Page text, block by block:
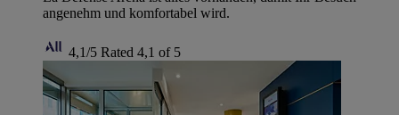
angenehm und komfortabel wird.
4,1/5 Rated 4,1 of 5